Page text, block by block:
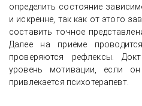
определить состояние
и искренне, так как от этого
составить точное
Далее на приёме
проверяются рефлексы.
уровень мотивации, если
привлекается психотерапевт.